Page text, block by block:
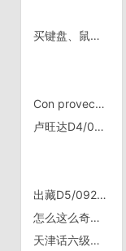
买键盘、鼠标的重要参数
Con provecho, ¡Feliz cumpleaños!
卢旺达D4/0715，茶谷中一大早
出藏D5/0928, 加查32道班——加查——朗县
怎么这么奇怪阿…？
天津话六级词汇（转）